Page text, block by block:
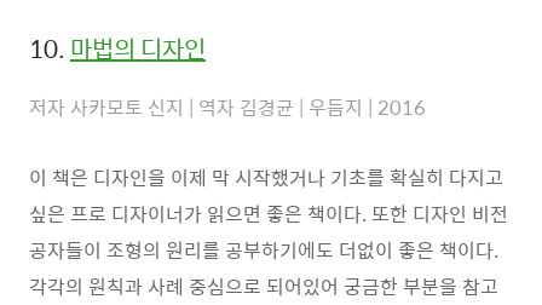
10. 마법의 디자인
저자 사카모토 신지 | 역자 김경균 | 우듬지 | 2016
이 책은 디자인을 이제 막 시작했거나 기초를 확실히 다지고
싶은 프로 디자이너가 읽으면 좋은 책이다. 또한 디자인 비전
공자들이 조형의 원리를 공부하기에도 더없이 좋은 책이다.
각각의 원칙과 사례 중심으로 되어있어 궁금한 부분을 참고